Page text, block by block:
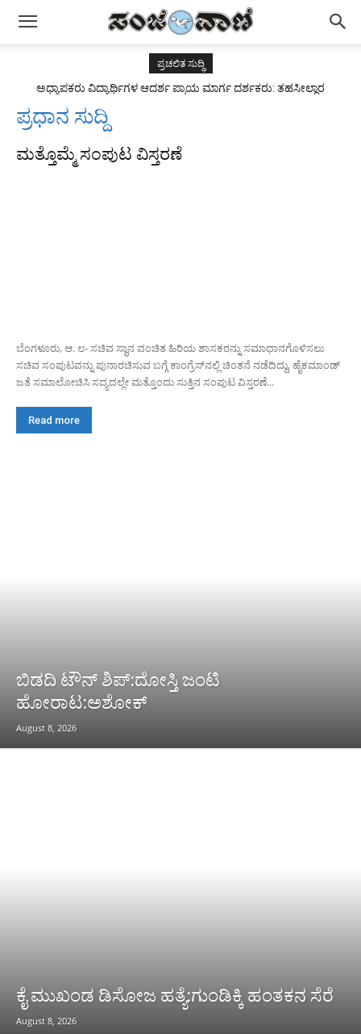
ಪ್ರಚಲಿತ ಸುದ್ಧಿ
ಅಧ್ಯಾಪಕರು ವಿದ್ಯಾರ್ಥಿಗಳ ಆದರ್ಶ ಪ್ರಾಯ ಮಾರ್ಗ ದರ್ಶಕರು: ತಹಸೀಲ್ದಾರ
ಪ್ರಧಾನ ಸುದ್ದಿ
ಮತ್ತೊಮ್ಮೆ ಸಂಪುಟ ವಿಸ್ತರಣೆ
ಬೆಂಗಳೂರು, ಆ. ೮- ಸಚಿವ ಸ್ಥಾನ ವಂಚಿತ ಹಿರಿಯ ಶಾಸಕರನ್ನು ಸಮಾಧಾನಗೊಳಿಸಲು
ಸಚಿವ ಸಂಪುಟವನ್ನು ಪುನಾರಚಿಸುವ ಬಗ್ಗೆ ಕಾಂಗ್ರೆಸ್‌ನಲ್ಲಿ ಚಿಂತನೆ ನಡೆದಿದ್ದು, ಹೈಕಮಾಂಡ್
ಜತೆ ಸಮಾಲೋಚಿಸಿ ಸದ್ಯದಲ್ಲೇ ಮತ್ತೊಂದು ಸುತ್ತಿನ ಸಂಪುಟ ವಿಸ್ತರಣೆ...
Read more
ಬಿಡದಿ ಟೌನ್ ಶಿಪ್:ದೋಸ್ತಿ ಜಂಟಿ
ಹೋರಾಟ:ಅಶೋಕ್
August 8, 2026
ಕೈ ಮುಖಂಡ ಡಿಸೋಜ ಹತ್ಯೆ:ಗುಂಡಿಕ್ಕಿ ಹಂತಕನ ಸೆರೆ
August 8, 2026